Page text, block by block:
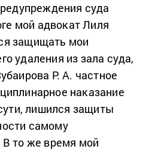
суда
мой адвокат Лиля
защищать мои
удаления из зала суда,
Р. А. частное
наказание
лишился защиты
самому
то же время мой